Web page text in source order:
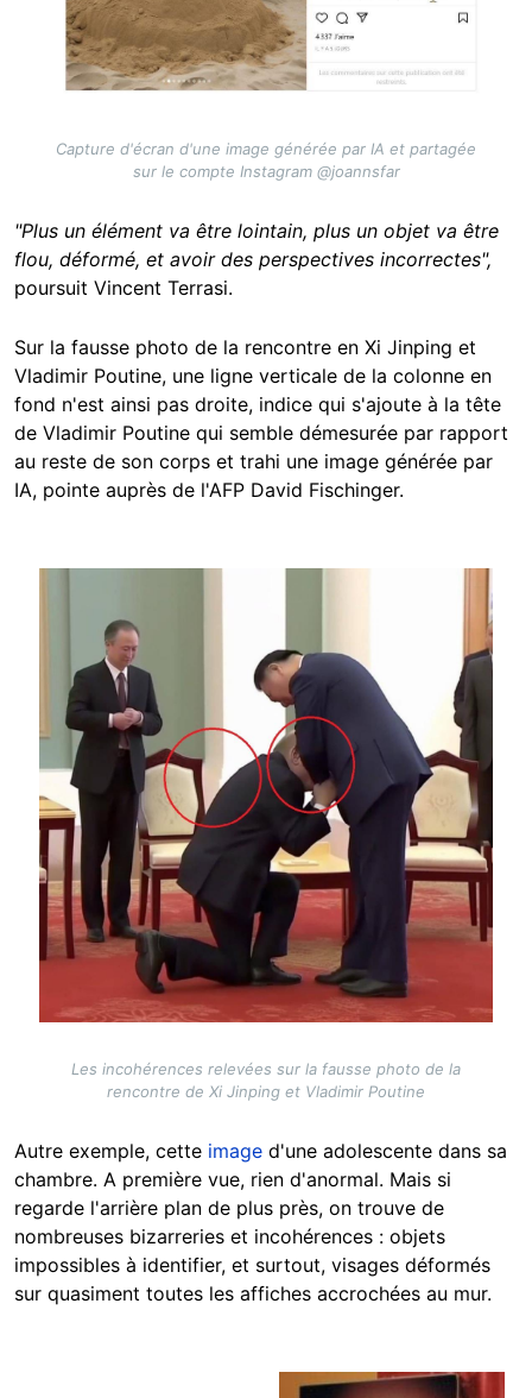
Capture d'écran d'une image générée par IA et partagée
sur le compte Instagram @joannsfar
"Plus un élément va être lointain, plus un objet va être
flou, déformé, et avoir des perspectives incorrectes",
poursuit Vincent Terrasi.
Sur la fausse photo de la rencontre en Xi Jinping et
Vladimir Poutine, une ligne verticale de la colonne en
fond n'est ainsi pas droite, indice qui s'ajoute à la tête
de Vladimir Poutine qui semble démesurée par rapport
au reste de son corps et trahi une image générée par
IA, pointe auprès de l'AFP David Fischinger.
Les incohérences relevées sur la fausse photo de la
rencontre de Xi Jinping et Vladimir Poutine
Autre exemple, cette image d'une adolescente dans sa
chambre. A première vue, rien d'anormal. Mais si
regarde l'arrière plan de plus près, on trouve de
nombreuses bizarreries et incohérences : objets
impossibles à identifier, et surtout, visages déformés
sur quasiment toutes les affiches accrochées au mur.
Image